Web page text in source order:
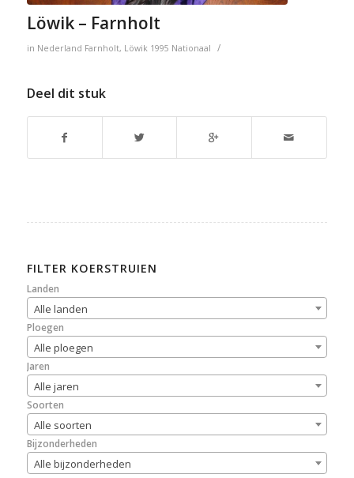
Löwik – Farnholt
in Nederland Farnholt, Löwik 1995 Nationaal /
Deel dit stuk
FILTER KOERSTRUIEN
Landen
Alle landen
Ploegen
Alle ploegen
Jaren
Alle jaren
Soorten
Alle soorten
Bijzonderheden
Alle bijzonderheden